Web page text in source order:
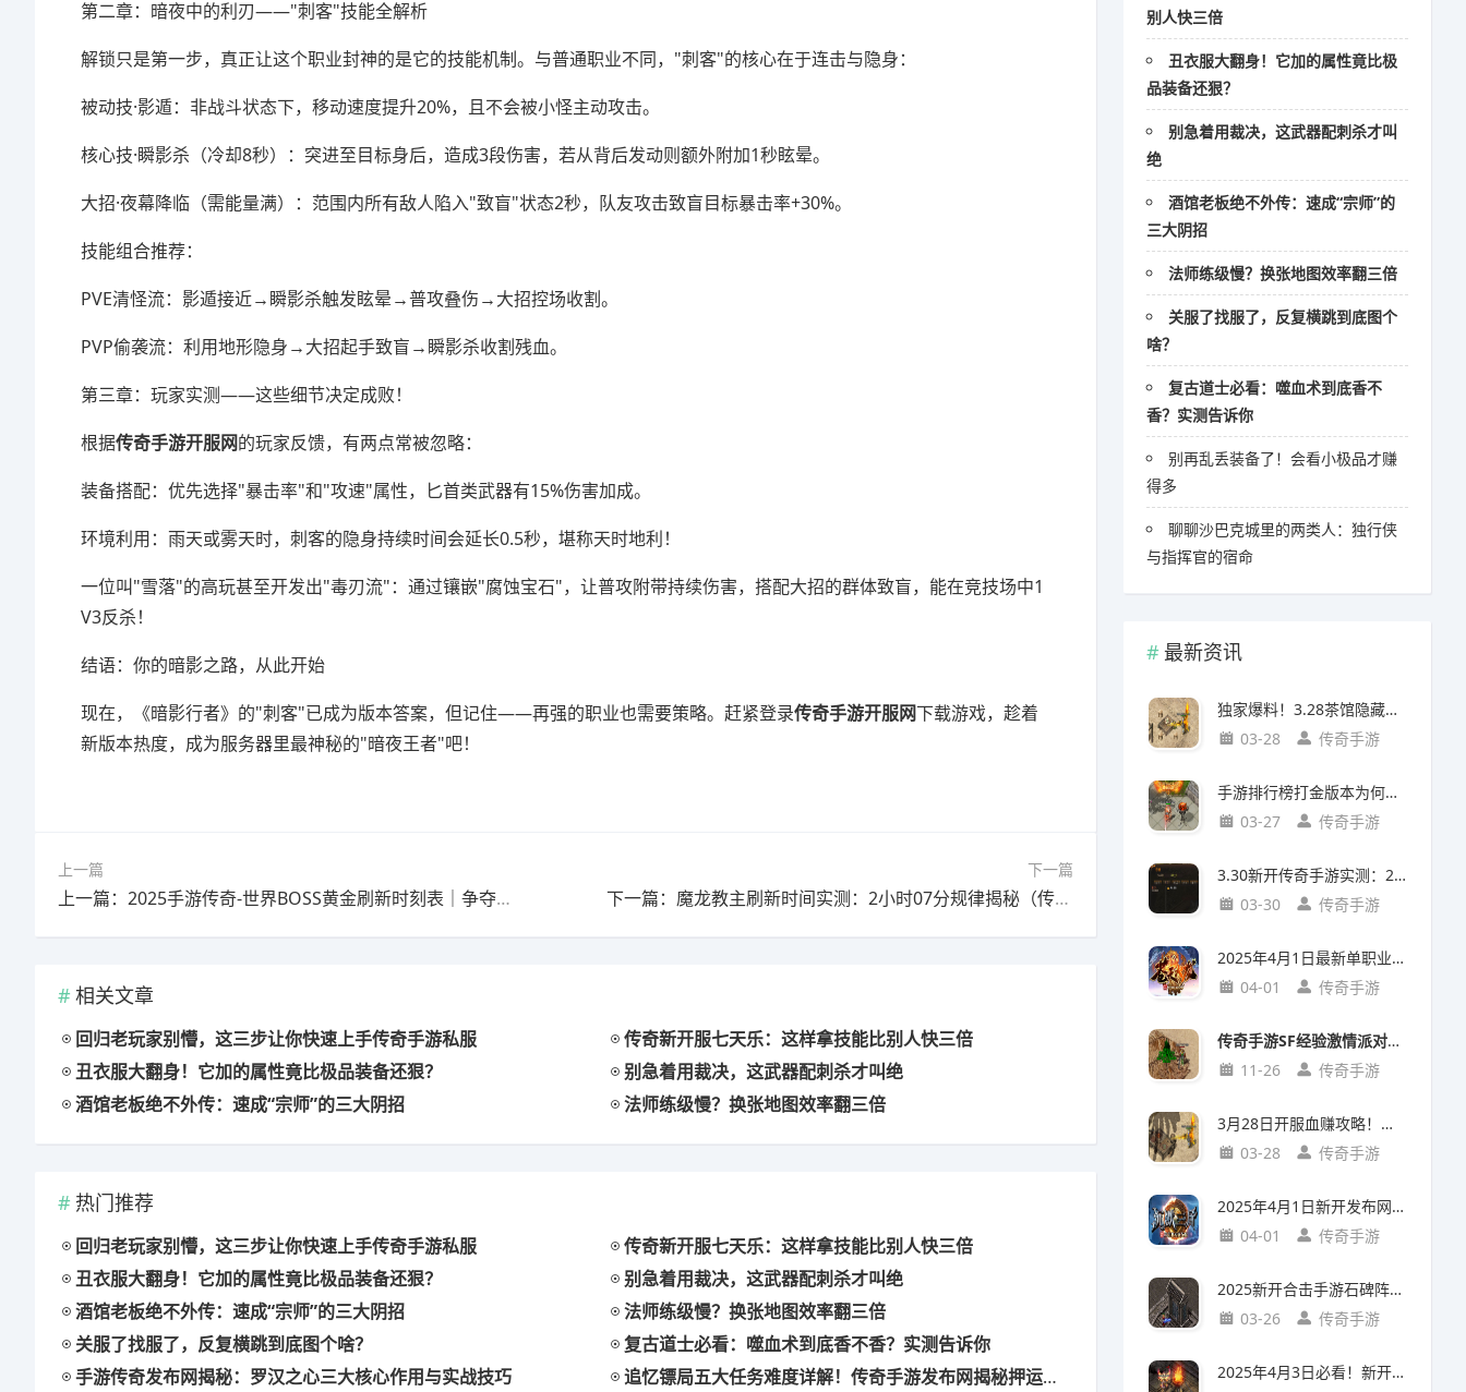
第二章：暗夜中的利刃——"刺客"技能全解析
解锁只是第一步，真正让这个职业封神的是它的技能机制。与普通职业不同，"刺客"的核心在于连击与隐身：
被动技·影遁：非战斗状态下，移动速度提升20%，且不会被小怪主动攻击。
核心技·瞬影杀（冷却8秒）：突进至目标身后，造成3段伤害，若从背后发动则额外附加1秒眩晕。
大招·夜幕降临（需能量满）：范围内所有敌人陷入"致盲"状态2秒，队友攻击致盲目标暴击率+30%。
技能组合推荐：
PVE清怪流：影遁接近→瞬影杀触发眩晕→普攻叠伤→大招控场收割。
PVP偷袭流：利用地形隐身→大招起手致盲→瞬影杀收割残血。
第三章：玩家实测——这些细节决定成败！
根据传奇手游开服网的玩家反馈，有两点常被忽略：
装备搭配：优先选择"暴击率"和"攻速"属性，匕首类武器有15%伤害加成。
环境利用：雨天或雾天时，刺客的隐身持续时间会延长0.5秒，堪称天时地利！
一位叫"雪落"的高玩甚至开发出"毒刃流"：通过镶嵌"腐蚀宝石"，让普攻附带持续伤害，搭配大招的群体致盲，能在竞技场中1
V3反杀！
结语：你的暗影之路，从此开始
现在，《暗影行者》的"刺客"已成为版本答案，但记住——再强的职业也需要策略。赶紧登录传奇手游开服网下载游戏，趁着
新版本热度，成为服务器里最神秘的"暗夜王者"吧！
上一篇
上一篇：2025手游传奇-世界BOSS黄金刷新时刻表｜争夺技巧全攻略
下一篇
下一篇：魔龙教主刷新时间实测：2小时07分规律揭秘（传奇手游网独家）
相关文章
回归老玩家别懵，这三步让你快速上手传奇手游私服
传奇新开服七天乐：这样拿技能比别人快三倍
丑衣服大翻身！它加的属性竟比极品装备还狠？
别急着用裁决，这武器配刺杀才叫绝
酒馆老板绝不外传：速成“宗师”的三大阴招
法师练级慢？换张地图效率翻三倍
热门推荐
回归老玩家别懵，这三步让你快速上手传奇手游私服
传奇新开服七天乐：这样拿技能比别人快三倍
丑衣服大翻身！它加的属性竟比极品装备还狠？
别急着用裁决，这武器配刺杀才叫绝
酒馆老板绝不外传：速成“宗师”的三大阴招
法师练级慢？换张地图效率翻三倍
关服了找服了，反复横跳到底图个啥？
复古道士必看：噬血术到底香不香？实测告诉你
手游传奇发布网揭秘：罗汉之心三大核心作用与实战技巧
追忆镖局五大任务难度详解！传奇手游发布网揭秘押运技巧
别人快三倍
丑衣服大翻身！它加的属性竟比极
品装备还狠？
别急着用裁决，这武器配刺杀才叫
绝
酒馆老板绝不外传：速成“宗师”的
三大阴招
法师练级慢？换张地图效率翻三倍
关服了找服了，反复横跳到底图个
啥？
复古道士必看：噬血术到底香不
香？实测告诉你
别再乱丢装备了！会看小极品才赚
得多
聊聊沙巴克城里的两类人：独行侠
与指挥官的宿命
最新资讯
独家爆料！3.28茶馆隐藏任务出8阶装（附坐标/对话/强化指南）
03-28
传奇手游
手游排行榜打金版本为何爆火？玩家真实需求与版本价值解析
03-27
传奇手游
3.30新开传奇手游实测：20级入帮派必做任务攻略
03-30
传奇手游
2025年4月1日最新单职业传奇手游《苍天火龙》20级法师地图攻略！
04-01
传奇手游
传奇手游SF经验激情派对参加门槛解析：入门攻略+亮点玩法
11-26
传奇手游
3月28日开服血赚攻略！手游新开服中草药店隐藏任务，首日炼丹赚20万铜币
03-28
传奇手游
2025年4月1日新开发布网首发！《沉默三金》手游实测：三小时从萌新到沙城主
04-01
传奇手游
2025新开合击手游石碑阵通关攻略：五大必备条件实测解析
03-26
传奇手游
2025年4月3日必看！新开复古传奇烤火全解：你以为只是回血？